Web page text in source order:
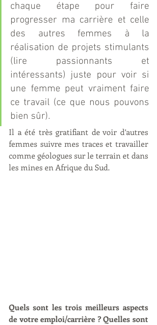
chaque étape pour faire
progresser ma carrière et celle
des autres femmes à la
réalisation de projets stimulants
(lire passionnants et
intéressants) juste pour voir si
une femme peut vraiment faire
ce travail (ce que nous pouvons
bien sûr).
Il a été très gratifiant de voir d’autres
femmes suivre mes traces et travailler
comme géologues sur le terrain et dans
les mines en Afrique du Sud.
Quels sont les trois meilleurs aspects
de votre emploi/carrière ? Quelles sont